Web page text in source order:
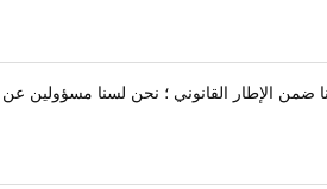
الإطار القانوني ؛ نحن لسنا مسؤولين